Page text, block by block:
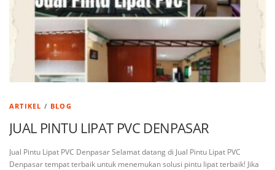
ARTIKEL / BLOG
JUAL PINTU LIPAT PVC DENPASAR
Jual Pintu Lipat PVC Denpasar Selamat datang di Jual Pintu Lipat PVC
Denpasar tempat terbaik untuk menemukan solusi pintu lipat terbaik! Jika